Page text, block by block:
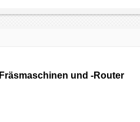
und -Router